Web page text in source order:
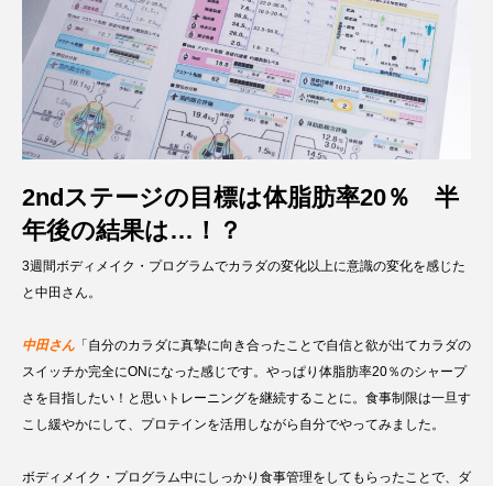
2ndステージの目標は体脂肪率20％ 半
年後の結果は…！？
3週間ボディメイク・プログラムでカラダの変化以上に意識の変化を感じた
と中田さん。
中田さん 「自分のカラダに真摯に向き合ったことで自信と欲が出てカラダの
スイッチか完全にONになった感じです。やっぱり体脂肪率20％のシャープ
さを目指したい！と思いトレーニングを継続することに。食事制限は一旦す
こし緩やかにして、プロテインを活用しながら自分でやってみました。
ボディメイク・プログラム中にしっかり食事管理をしてもらったことで、ダ